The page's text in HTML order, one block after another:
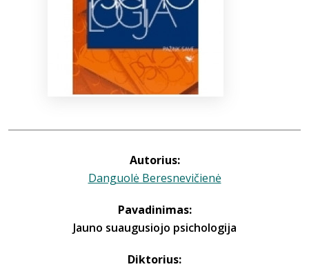
Autorius:
Danguolė Beresnevičienė
Pavadinimas:
Jauno suaugusiojo psichologija
Diktorius: